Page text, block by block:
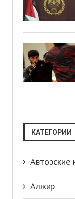
КАТЕГОРИИ
Авторские
Алжир